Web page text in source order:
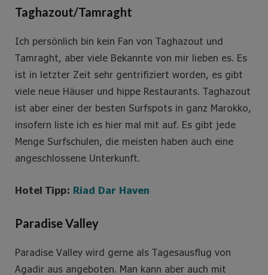
Taghazout/Tamraght
Ich persönlich bin kein Fan von Taghazout und
Tamraght, aber viele Bekannte von mir lieben es. Es
ist in letzter Zeit sehr gentrifiziert worden, es gibt
viele neue Häuser und hippe Restaurants. Taghazout
ist aber einer der besten Surfspots in ganz Marokko,
insofern liste ich es hier mal mit auf. Es gibt jede
Menge Surfschulen, die meisten haben auch eine
angeschlossene Unterkunft.
Hotel Tipp: Riad Dar Haven
Paradise Valley
Paradise Valley wird gerne als Tagesausflug von
Agadir aus angeboten. Man kann aber auch mit